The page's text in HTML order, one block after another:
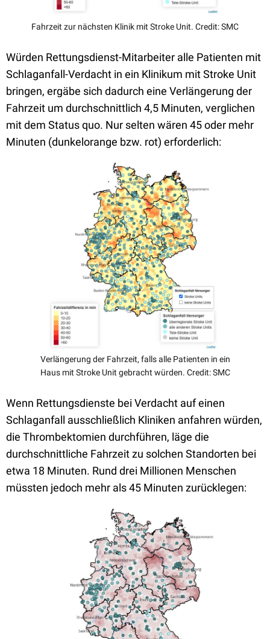
Fahrzeit zur nächsten Klinik mit Stroke Unit. Credit: SMC
Würden Rettungsdienst-Mitarbeiter alle Patienten mit
Schlaganfall-Verdacht in ein Klinikum mit Stroke Unit
bringen, ergäbe sich dadurch eine Verlängerung der
Fahrzeit um durchschnittlich 4,5 Minuten, verglichen
mit dem Status quo. Nur selten wären 45 oder mehr
Minuten (dunkelorange bzw. rot) erforderlich:
Verlängerung der Fahrzeit, falls alle Patienten in ein
Haus mit Stroke Unit gebracht würden. Credit: SMC
Wenn Rettungsdienste bei Verdacht auf einen
Schlaganfall ausschließlich Kliniken anfahren würden,
die Thrombektomien durchführen, läge die
durchschnittliche Fahrzeit zu solchen Standorten bei
etwa 18 Minuten. Rund drei Millionen Menschen
müssten jedoch mehr als 45 Minuten zurücklegen: